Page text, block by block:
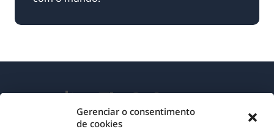
Gerenciar o consentimento
de cookies